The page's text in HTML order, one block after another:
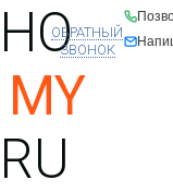
HO
MY
RU
ОБРАТНЫЙ
ЗВОНОК